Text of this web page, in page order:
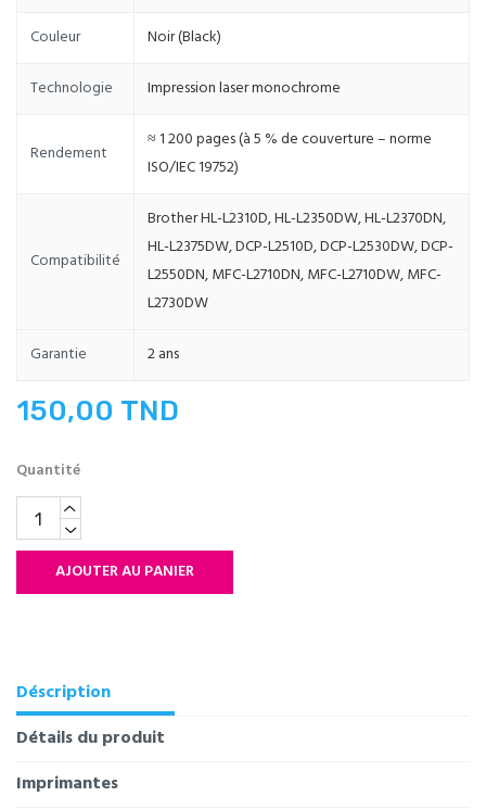
Couleur Noir (Black)
Technologie Impression laser monochrome
Rendement
≈ 1 200 pages (à 5 % de couverture – norme
ISO/IEC 19752)
Compatibilité
Brother HL-L2310D, HL-L2350DW, HL-L2370DN,
HL-L2375DW, DCP-L2510D, DCP-L2530DW, DCP-
L2550DN, MFC-L2710DN, MFC-L2710DW, MFC-
L2730DW
Garantie 2 ans
150,00 TND
Quantité
AJOUTER AU PANIER
Déscription
Détails du produit
Imprimantes